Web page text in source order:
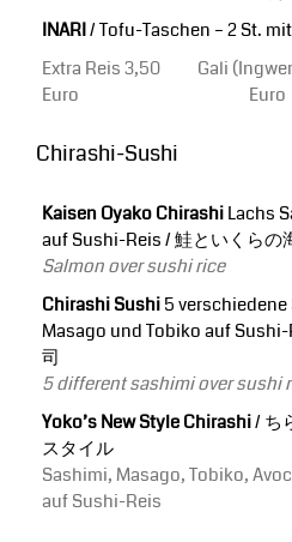
INARI/ Tofu-Taschen – 2 St.
Extra Reis 3,50
Euro
Gali
Euro
Chirashi-Sushi
Kaisen Oyako ChirashiLachs
auf Sushi-Reis / 鮭といくらの
Salmon over sushi rice
Chirashi Sushi5
Masago und Tobiko auf
司
5 different sashimi over sushi
Yoko’s New Style Chirashi/ ち
スタイル
Sashimi, Masago, Tobiko,
auf Sushi-Reis